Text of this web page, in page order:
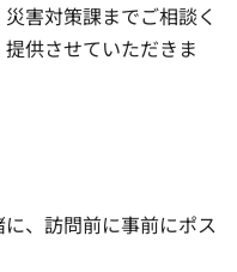
害対策課までご相談く
供させていただきま
、訪問前に事前にポス